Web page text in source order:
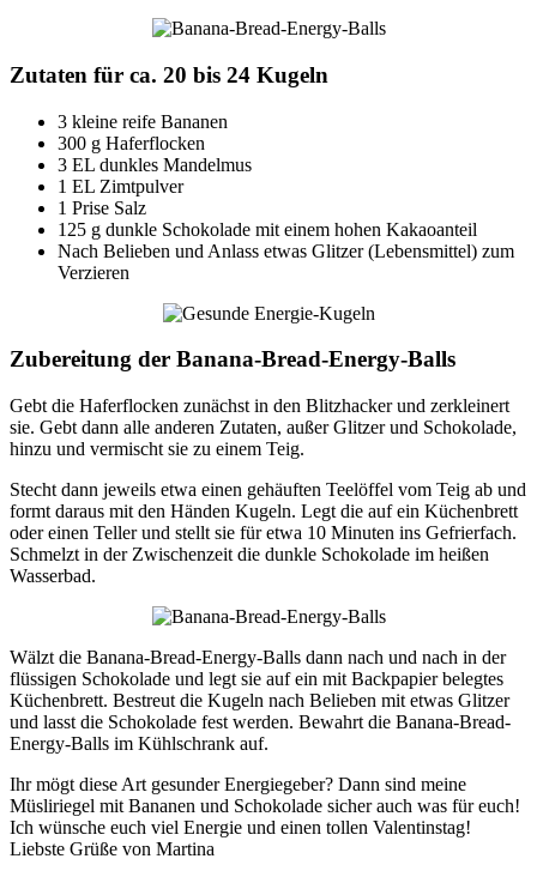
Zutaten für ca. 20 bis 24 Kugeln
3 kleine reife Bananen
300 g Haferflocken
3 EL dunkles Mandelmus
1 EL Zimtpulver
1 Prise Salz
125 g dunkle Schokolade mit einem hohen Kakaoanteil
Nach Belieben und Anlass etwas Glitzer (Lebensmittel) zum
Verzieren
Zubereitung der Banana-Bread-Energy-Balls
Gebt die Haferflocken zunächst in den Blitzhacker und zerkleinert
sie. Gebt dann alle anderen Zutaten, außer Glitzer und Schokolade,
hinzu und vermischt sie zu einem Teig.
Stecht dann jeweils etwa einen gehäuften Teelöffel vom Teig ab und
formt daraus mit den Händen Kugeln. Legt die auf ein Küchenbrett
oder einen Teller und stellt sie für etwa 10 Minuten ins Gefrierfach.
Schmelzt in der Zwischenzeit die dunkle Schokolade im heißen
Wasserbad.
Wälzt die Banana-Bread-Energy-Balls dann nach und nach in der
flüssigen Schokolade und legt sie auf ein mit Backpapier belegtes
Küchenbrett. Bestreut die Kugeln nach Belieben mit etwas Glitzer
und lasst die Schokolade fest werden. Bewahrt die Banana-Bread-
Energy-Balls im Kühlschrank auf.
Ihr mögt diese Art gesunder Energiegeber? Dann sind meine
Müsliriegel mit Bananen und Schokolade sicher auch was für euch!
Ich wünsche euch viel Energie und einen tollen Valentinstag!
Liebste Grüße von Martina